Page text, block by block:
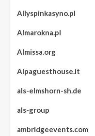
Allyspinkasyno.pl
Almarokna.pl
Almissa.org
Alpaguesthouse.it
als-elmshorn-sh.de
als-group
ambridgeevents.com